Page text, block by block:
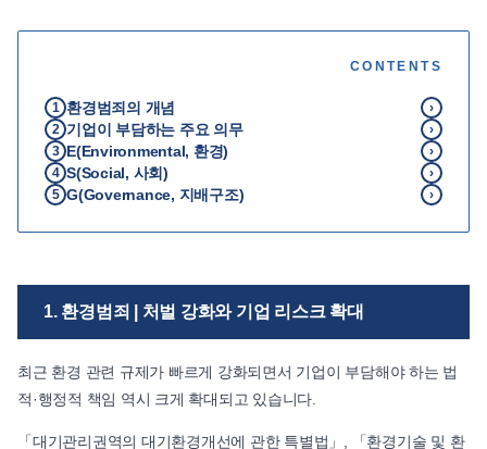
법률서식
뉴스레터/브로슈어
CONTENTS
1 환경범죄의 개념
›
2 기업이 부담하는 주요 의무
›
3 E(Environmental, 환경)
›
4 S(Social, 사회)
›
5 G(Governance, 지배구조) ›
1. 환경범죄 | 처벌 강화와 기업 리스크 확대
최근 환경 관련 규제가 빠르게 강화되면서 기업이 부담해야 하는 법
적·행정적 책임 역시 크게 확대되고 있습니다.
「대기관리권역의 대기환경개선에 관한 특별법」, 「환경기술 및 환